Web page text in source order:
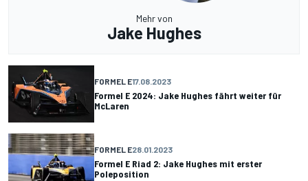
Mehr von
Jake Hughes
FORMEL E17.08.2023
Formel E 2024: Jake Hughes fährt weiter für
McLaren
FORMEL E28.01.2023
Formel E Riad 2: Jake Hughes mit erster
Poleposition